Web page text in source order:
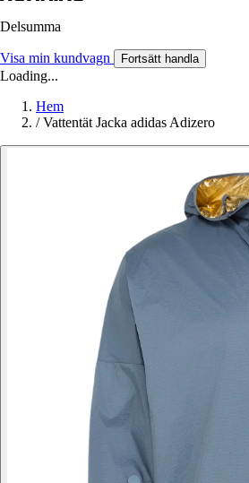
Delsumma
Visa min kundvagn Fortsätt handla
Loading...
Hem
/ Vattentät Jacka adidas Adizero